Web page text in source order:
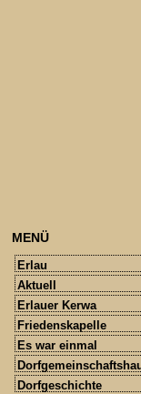
MENÜ
Erlau
Aktuell
Erlauer Kerwa
Friedenskapelle
Es war einmal
Dorfgeschichte